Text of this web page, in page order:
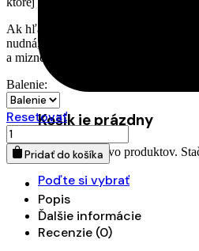
Košík je prázdny
Máme množstvo produktov.
Poďte si vybrať
Ak hľadáte zrnkovú kávu z Mexika,
nudná, Mexico SHG EP je presne ten
a mizne rýchlo.
Balenie:
Resetovať
množstvo
Zrnková
káva
Mexiko
jemná
čokoládou
Pridať do košíka
Popis
Ďalšie informácie
Recenzie (0)